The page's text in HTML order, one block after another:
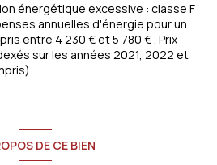
énergétique excessive : classe F
annuelles d'énergie pour un
entre 4 230 € et 5 780 € . Prix
sur les années 2021, 2022 et
DE CE BIEN